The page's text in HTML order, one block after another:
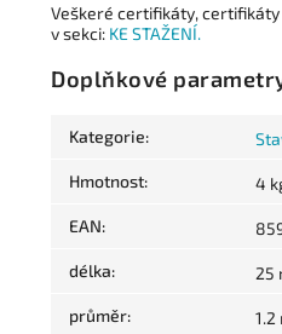
Veškeré certifikáty, certifikáty
v sekci: KE STAŽENÍ.
Doplňkové
Kategorie:
Hmotnost: 4
EAN:
délka: 25
průměr: 1.2